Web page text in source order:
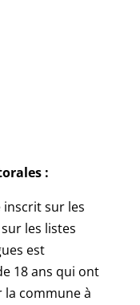
:
sur les
les listes
est
18 ans qui ont
commune à